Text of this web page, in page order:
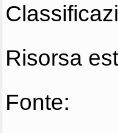
Risorsa
Fonte: